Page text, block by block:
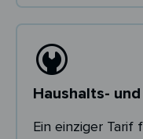
Haushalts-
Ein einziger Tarif